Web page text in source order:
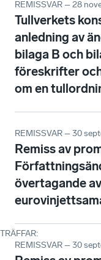
TRÄFFAR:
REMISSVAR – 28
Tullverkets
anledning av
bilaga B och
föreskrifter
om en
REMISSVAR – 30
Remiss av
övertagande
REMISSVAR – 30